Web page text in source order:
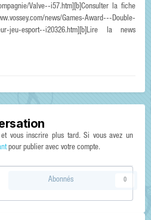
Valve--i57.htm][b]Consulter la fiche
news/Games-Award---Double-
jeu-esport--i20326.htm][b]Lire la news
et vous inscrire plus tard. Si vous avez un
pour publier avec votre compte.
Abonnés 0